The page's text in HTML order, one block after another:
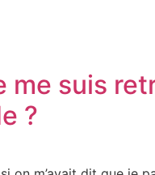
me suis
?